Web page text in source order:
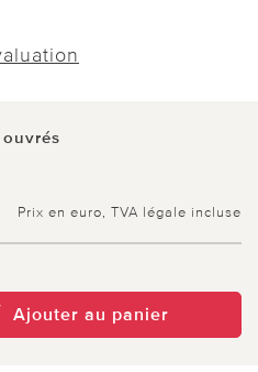
Prix en euro, TVA légale incluse
Ajouter au panier